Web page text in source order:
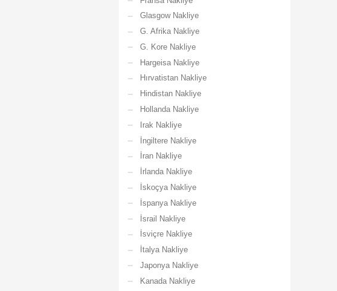
Glasgow Nakliye
G. Afrika Nakliye
G. Kore Nakliye
Hargeisa Nakliye
Hırvatistan Nakliye
Hindistan Nakliye
Hollanda Nakliye
Irak Nakliye
İngiltere Nakliye
İran Nakliye
İrlanda Nakliye
İskoçya Nakliye
İspanya Nakliye
İsrail Nakliye
İsviçre Nakliye
İtalya Nakliye
Japonya Nakliye
Kanada Nakliye